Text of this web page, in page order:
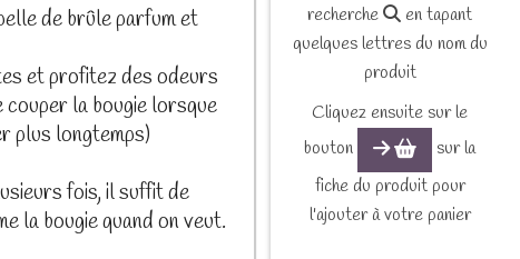
de brûle parfum et
et profitez des odeurs
couper la bougie lorsque
plus longtemps)
fois, il suffit de
la bougie quand on veut.
recherche
en tapant
quelques lettres du nom du
produit
Cliquez ensuite sur le
bouton
sur la
fiche du produit pour
l'ajouter à votre panier